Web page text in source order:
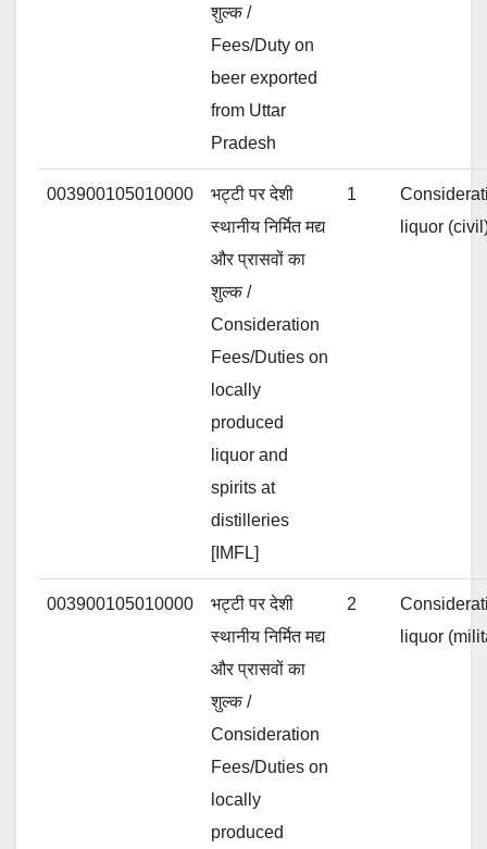
शुल्क /
Fees/Duty on
beer exported
from Uttar
Pradesh
003900105010000
भट्टी पर देशी
स्थानीय निर्मित मद्य
और प्रासवों का
शुल्क /
Consideration
Fees/Duties on
locally
produced
liquor and
spirits at
distilleries
[IMFL]
1
liquor
003900105010000
भट्टी पर देशी
स्थानीय निर्मित मद्य
और प्रासवों का
शुल्क /
Consideration
Fees/Duties on
locally
produced
2
liquor